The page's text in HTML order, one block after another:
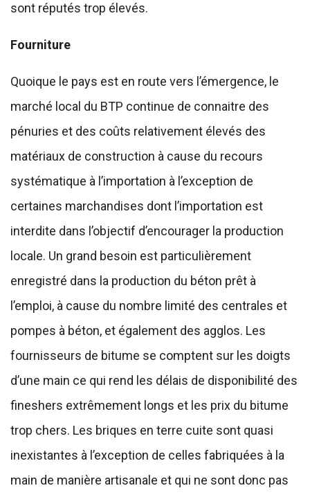
sont réputés trop élevés.
Fourniture
Quoique le pays est en route vers l’émergence, le
marché local du BTP continue de connaitre des
pénuries et des coûts relativement élevés des
matériaux de construction à cause du recours
systématique à l’importation à l’exception de
certaines marchandises dont l’importation est
interdite dans l’objectif d’encourager la production
locale. Un grand besoin est particulièrement
enregistré dans la production du béton prêt à
l’emploi, à cause du nombre limité des centrales et
pompes à béton, et également des agglos. Les
fournisseurs de bitume se comptent sur les doigts
d’une main ce qui rend les délais de disponibilité des
fineshers extrêmement longs et les prix du bitume
trop chers. Les briques en terre cuite sont quasi
inexistantes à l’exception de celles fabriquées à la
main de manière artisanale et qui ne sont donc pas